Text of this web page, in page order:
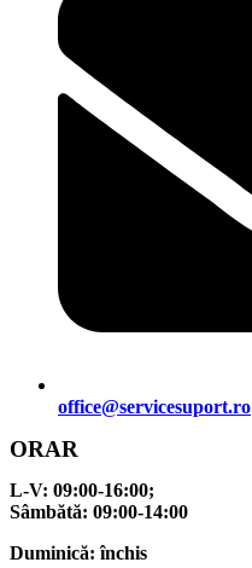
office@servicesuport.ro
ORAR
L-V: 09:00-16:00;
Sâmbătă: 09:00-14:00
Duminică: închis